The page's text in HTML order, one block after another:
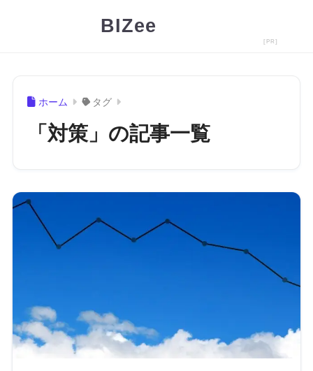
BIZee
ホーム タグ
「対策」の記事一覧